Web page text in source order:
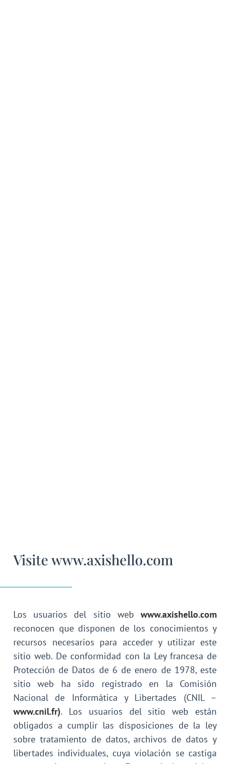
Visite www.axishello.com
Los usuarios del sitio web www.axishello.com
reconocen que disponen de los conocimientos y
recursos necesarios para acceder y utilizar este
sitio web. De conformidad con la Ley francesa de
Protección de Datos de 6 de enero de 1978, este
sitio web ha sido registrado en la Comisión
Nacional de Informática y Libertades (CNIL –
www.cnil.fr). Los usuarios del sitio web están
obligados a cumplir las disposiciones de la ley
sobre tratamiento de datos, archivos de datos y
libertades individuales, cuya violación se castiga